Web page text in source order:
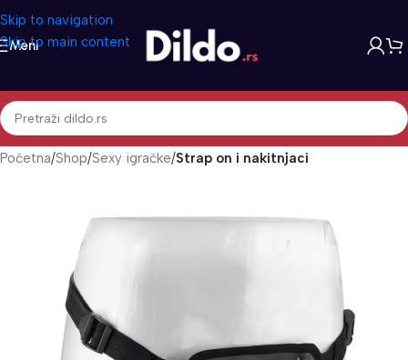
Skip to navigation
Skip to main content
Meni
Početna Shop Sexy igračke Strap on i nakitnjaci